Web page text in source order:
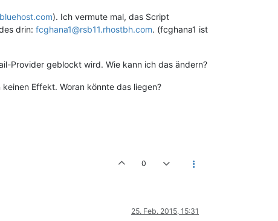
). Ich vermute mal, das Script
drin: fcghana1@rsb11.rhostbh.com. (fcghana1 ist
Provider geblockt wird. Wie kann ich das ändern?
Effekt. Woran könnte das liegen?
0
25. Feb. 2015, 15:31